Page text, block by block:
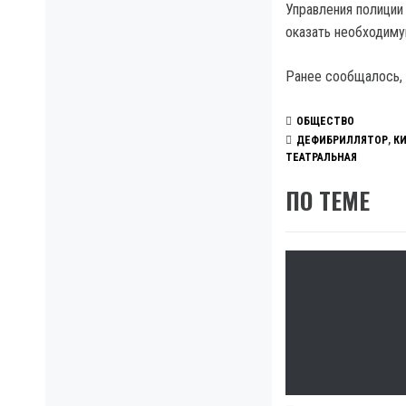
Управления
оказать
Ранее сообщалось,
ОБЩЕСТВО
ДЕФИБРИЛЛЯТОР,
ТЕАТРАЛЬНАЯ
ПО ТЕМЕ